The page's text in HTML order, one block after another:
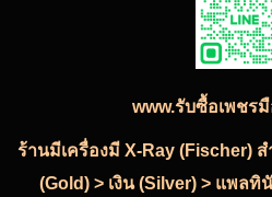
www.รับซื้อเพชร
ร้านมีเครื่องมี X-Ray (Fischer)
(Gold) > เงิน (Silver) > แพลทิ